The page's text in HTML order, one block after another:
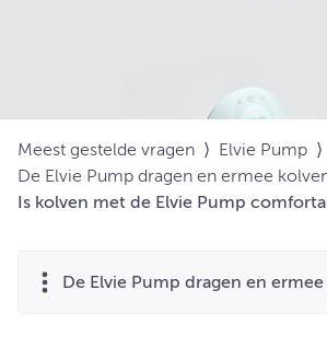
Meest gestelde vragen ⟩ Elvie Pump ⟩
De Elvie Pump dragen en ermee
Is kolven met de Elvie Pump
De Elvie Pump dragen en